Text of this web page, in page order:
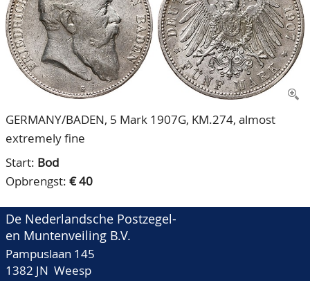
Ons Team
80 jarig bestaan
CONTACT
ACCOUNT
GERMANY/BADEN, 5 Mark 1907G, KM.274, almost
extremely fine
Start: Bod
Opbrengst: € 40
De Nederlandsche Postzegel-
en Muntenveiling B.V.
Pampuslaan 145
1382 JN Weesp